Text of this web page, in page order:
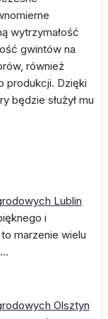
wytrzymałość
gwintów na
również
produkcji. Dzięki
będzie służył mu
Lublin
i
marzenie wielu
Olsztyn